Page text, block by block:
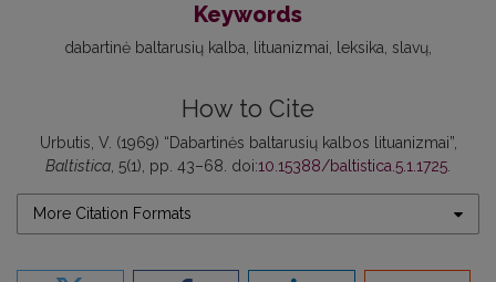
Keywords
dabartinė baltarusių kalba lituanizmai leksika slavų
How to Cite
Urbutis, V. (1969) “Dabartinės baltarusių kalbos lituanizmai”,
Baltistica, 5(1), pp. 43–68. doi:10.15388/baltistica.5.1.1725.
More Citation Formats